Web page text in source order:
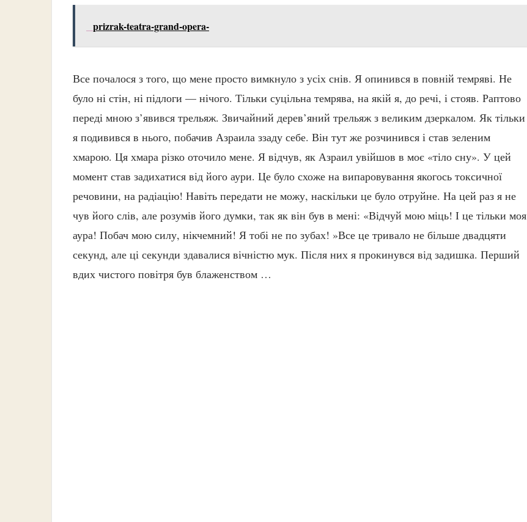
prizrak-teatra-grand-opera-
Все почалося з того, що мене просто вимкнуло з усіх снів. Я опинився в повній темряві. Не
було ні стін, ні підлоги — нічого. Тільки суцільна темрява, на якій я, до речі, і стояв. Раптово
переді мною з’явився трельяж. Звичайний дерев’яний трельяж з великим дзеркалом. Як тільки
я подивився в нього, побачив Азраила ззаду себе. Він тут же розчинився і став зеленим
хмарою. Ця хмара різко оточило мене. Я відчув, як Азраил увійшов в моє «тіло сну». У цей
момент став задихатися від його аури. Це було схоже на випаровування якогось токсичної
речовини, на радіацію! Навіть передати не можу, наскільки це було отруйне. На цей раз я не
чув його слів, але розумів його думки, так як він був в мені: «Відчуй мою міць! І це тільки моя
аура! Побач мою силу, нікчемний! Я тобі не по зубах! »Все це тривало не більше двадцяти
секунд, але ці секунди здавалися вічністю мук. Після них я прокинувся від задишка. Перший
вдих чистого повітря був блаженством …